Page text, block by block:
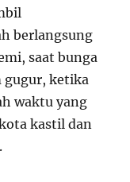
berlangsung
saat bunga
gugur, ketika
waktu yang
kastil dan